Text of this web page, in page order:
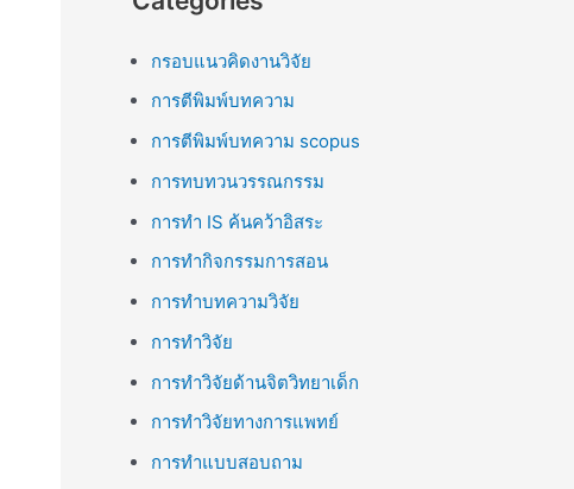
กรอบแนวคิดงานวิจัย
การตีพิมพ์บทความ
การตีพิมพ์บทความ scopus
การทบทวนวรรณกรรม
การทำ IS ค้นคว้าอิสระ
การทำกิจกรรมการสอน
การทำบทความวิจัย
การทำวิจัย
การทำวิจัยด้านจิตวิทยาเด็ก
การทำวิจัยทางการแพทย์
การทำแบบสอบถาม